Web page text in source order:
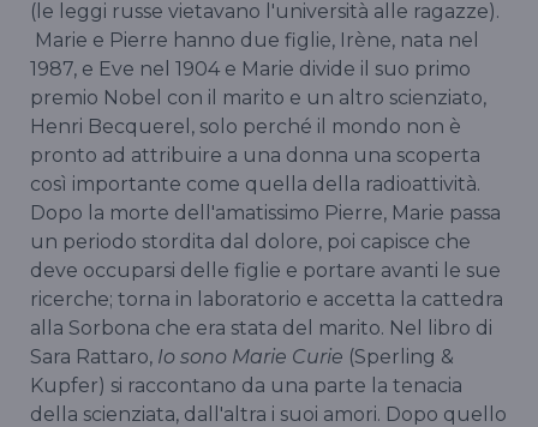
(le leggi russe vietavano l'università alle ragazze).
Marie e Pierre hanno due figlie, Irène, nata nel
1987, e Eve nel 1904 e Marie divide il suo primo
premio Nobel con il marito e un altro scienziato,
Henri Becquerel, solo perché il mondo non è
pronto ad attribuire a una donna una scoperta
così importante come quella della radioattività.
Dopo la morte dell'amatissimo Pierre, Marie passa
un periodo stordita dal dolore, poi capisce che
deve occuparsi delle figlie e portare avanti le sue
ricerche; torna in laboratorio e accetta la cattedra
alla Sorbona che era stata del marito. Nel libro di
Sara Rattaro, Io sono Marie Curie (Sperling &
Kupfer) si raccontano da una parte la tenacia
della scienziata, dall'altra i suoi amori. Dopo quello